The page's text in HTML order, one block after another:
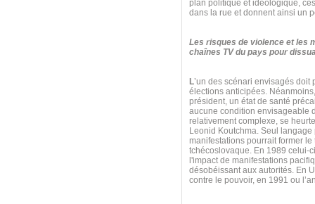
plan politique et idéologique,
dans la rue et donnent ainsi un
Les risques de violence et les
chaînes TV du pays pour
L’un des scénari envisagés
élections anticipées.
président, un état de santé
aucune condition envisageable
relativement complexe, se
Leonid Koutchma. Seul
manifestations pourrait former
tchécoslovaque. En 1989 celui-
l'impact de manifestations
désobéissant aux autorités. En
contre le pouvoir, en 1991 ou